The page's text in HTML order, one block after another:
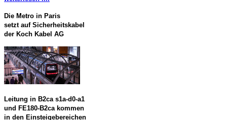
Die Metro in Paris
setzt auf Sicherheitskabel
der Koch Kabel AG
Leitung in B2ca s1a-d0-a1
und FE180-B2ca kommen
in den Einsteigebereichen